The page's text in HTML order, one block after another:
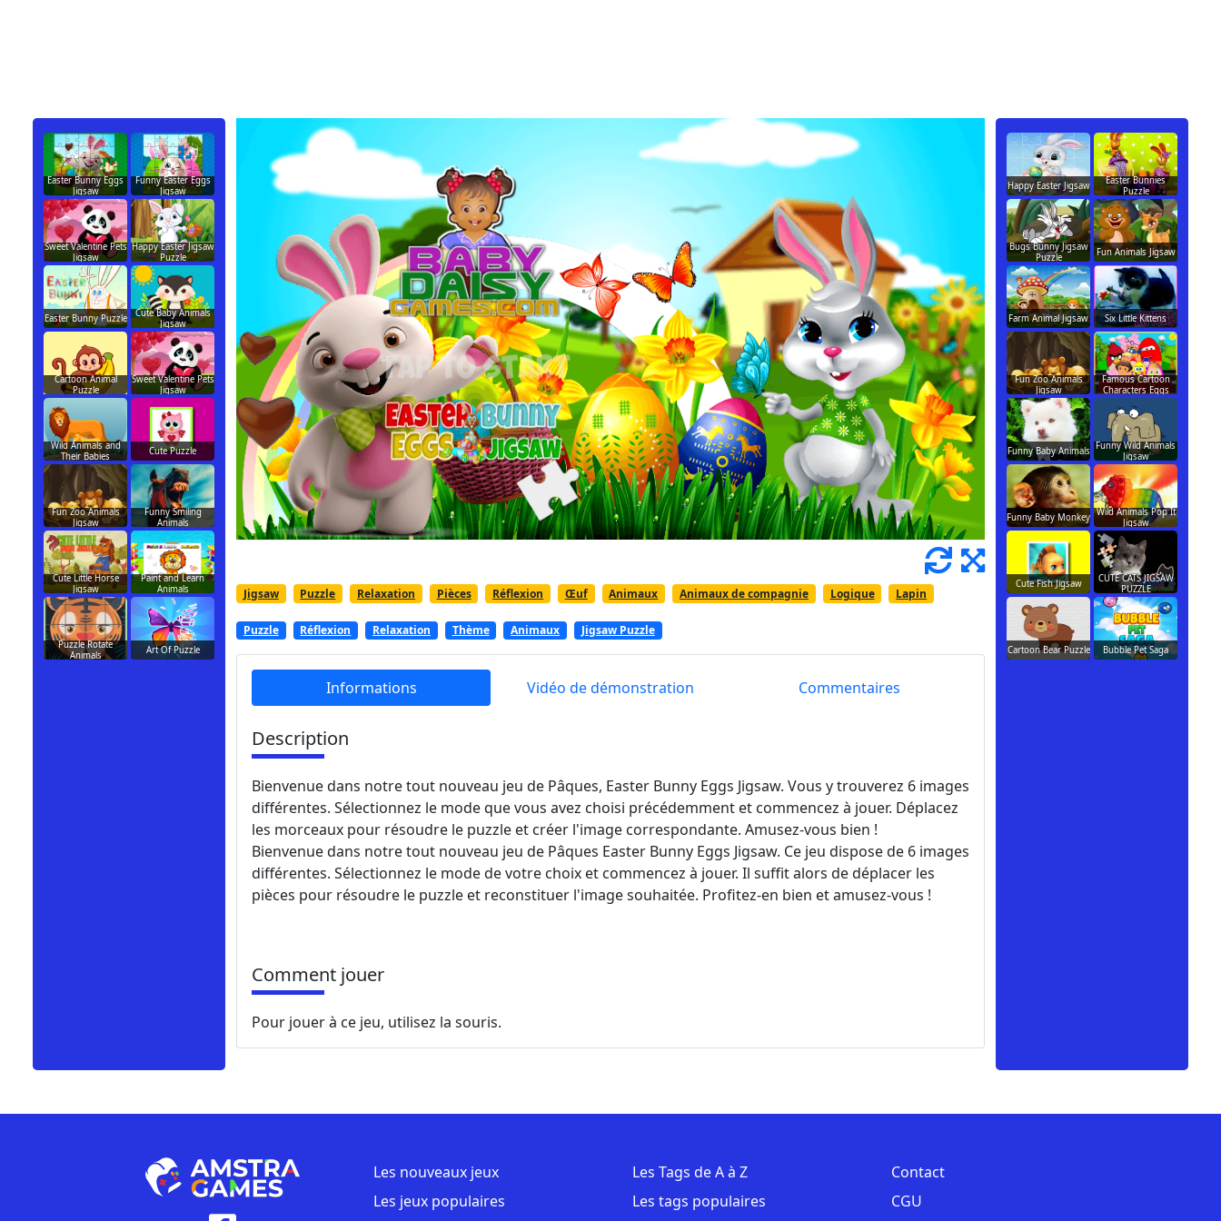
Jigsaw Puzzle Relaxation Pièces Réflexion Œuf Animaux Animaux de compagnie Logique Lapin
Puzzle Réflexion Relaxation Thème Animaux Jigsaw Puzzle
Informations Vidéo de démonstration Commentaires
Description
Bienvenue dans notre tout nouveau jeu de Pâques, Easter Bunny Eggs Jigsaw. Vous y trouverez 6 images
différentes. Sélectionnez le mode que vous avez choisi précédemment et commencez à jouer. Déplacez
les morceaux pour résoudre le puzzle et créer l'image correspondante. Amusez-vous bien !
Bienvenue dans notre tout nouveau jeu de Pâques Easter Bunny Eggs Jigsaw. Ce jeu dispose de 6 images
différentes. Sélectionnez le mode de votre choix et commencez à jouer. Il suffit alors de déplacer les
pièces pour résoudre le puzzle et reconstituer l'image souhaitée. Profitez-en bien et amusez-vous !
Comment jouer
Pour jouer à ce jeu, utilisez la souris.
Easter Bunny Eggs
Jigsaw
Funny Easter Eggs
Jigsaw
Sweet Valentine Pets
Jigsaw
Happy Easter Jigsaw
Puzzle
Easter Bunny Puzzle
Cute Baby Animals
Jigsaw
Cartoon Animal
Puzzle
Sweet Valentine Pets
Jigsaw
Wild Animals and
Their Babies
Cute Puzzle
Fun Zoo Animals
Jigsaw
Funny Smiling
Animals
Cute Little Horse
Jigsaw
Paint and Learn
Animals
Puzzle Rotate
Animals
Art Of Puzzle
Happy Easter Jigsaw
Easter Bunnies
Puzzle
Bugs Bunny Jigsaw
Puzzle
Fun Animals Jigsaw
Farm Animal Jigsaw Six Little Kittens
Fun Zoo Animals
Jigsaw
Famous Cartoon
Characters Eggs
Funny Baby Animals Funny Wild Animals
Jigsaw
Funny Baby Monkey Wild Animals Pop It
Jigsaw
Cute Fish Jigsaw
CUTE CATS JIGSAW
PUZZLE
Cartoon Bear Puzzle Bubble Pet Saga
Les nouveaux jeux
Les jeux populaires
Les Tags de A à Z
Les tags populaires
Contact
CGU